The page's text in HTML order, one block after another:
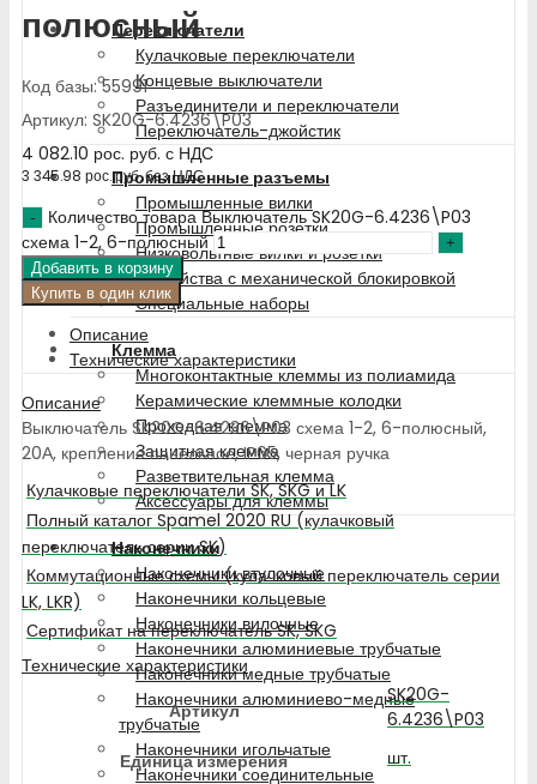
Переключатели
Кулачковые переключатели
Концевые выключатели
Разъединители и переключатели
Переключатель-джойстик
Промышленные разъемы
Промышленные вилки
Промышленные розетки
Низковольтные вилки и розетки
Устройства с механической блокировкой
Специальные наборы
Клемма
Многоконтактные клеммы из полиамида
Керамические клеммные колодки
Проходная клемма
Защитная клемма
Разветвительная клемма
Аксессуары для клеммы
Наконечники
Наконечники втулочные
Наконечники кольцевые
Наконечники вилочные
Наконечники алюминиевые трубчатые
Наконечники медные трубчатые
Наконечники алюминиево-медные
трубчатые
Наконечники игольчатые
Наконечники соединительные
полюсный
Код базы: 55991
Артикул: SK20G-6.4236\P03
4 082.10 рос. руб. с НДС
3 345.98 рос. руб.без НДС
Количество товара Выключатель SK20G-6.4236\P03
схема 1-2, 6-полюсный
Добавить в корзину
Купить в один клик
Описание
Технические характеристики
Описание
Выключатель SK20G-6.4236\P03 схема 1-2, 6-полюсный,
20А, крепление панельное, IP65, черная ручка
Кулачковые переключатели SK, SKG и LK
Полный каталог Spamel 2020 RU (кулачковый
переключатель серии SK)
Коммутационные схемы (кулачковый переключатель серии
LK, LKR)
Сертификат на переключатель SK, SKG
Технические характеристики
Артикул
SK20G-
6.4236\P03
Единица измерения
шт.